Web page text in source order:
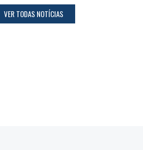
VER TODAS NOTÍCIAS